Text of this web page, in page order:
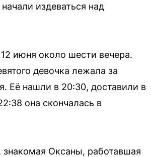
издеваться над
июня около шести вечера.
девочка лежала за
Её нашли в 20:30, доставили в
она скончалась в
знакомая Оксаны, работавшая